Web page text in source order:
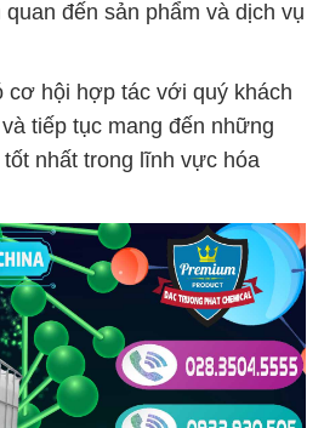
đến sản phẩm và dịch vụ
cơ hội hợp tác với quý khách
tiếp tục mang đến những
nhất trong lĩnh vực hóa